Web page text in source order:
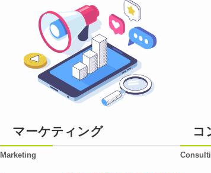
マーケティング
Marketing
コ